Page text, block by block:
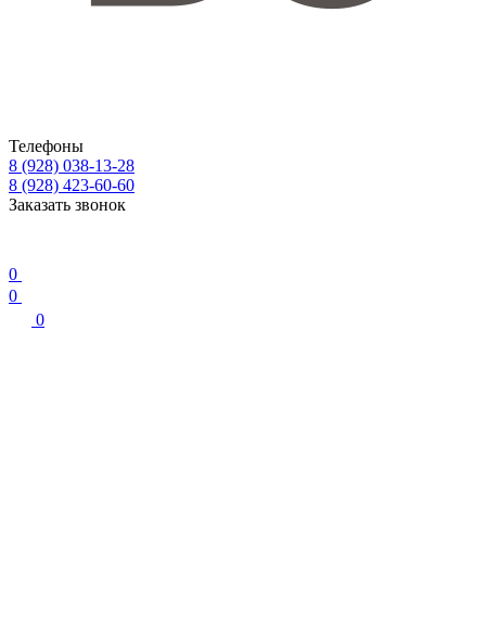
Телефоны
8 (928) 038-13-28
8 (928) 423-60-60
Заказать звонок
0
0
0